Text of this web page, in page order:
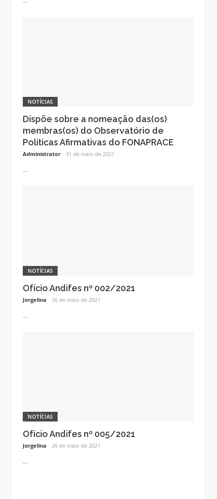
NOTÍCIAS
Dispõe sobre a nomeação das(os)
membras(os) do Observatório de
Políticas Afirmativas do FONAPRACE
Administrator 31 de maio de 2021
...
NOTÍCIAS
Ofício Andifes nº 002/2021
Jorgelina 26 de maio de 2021
...
NOTÍCIAS
Ofício Andifes nº 005/2021
Jorgelina 26 de maio de 2021
...